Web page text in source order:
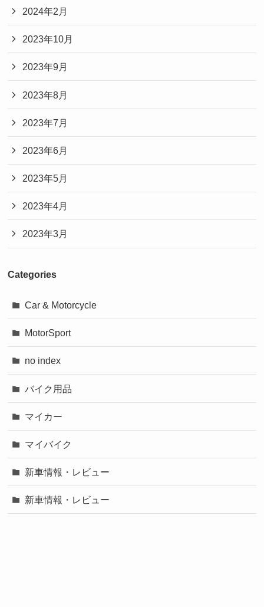
2024年2月
2023年10月
2023年9月
2023年8月
2023年7月
2023年6月
2023年5月
2023年4月
2023年3月
Categories
Car & Motorcycle
MotorSport
no index
バイク用品
マイカー
マイバイク
新車情報・レビュー
新車情報・レビュー